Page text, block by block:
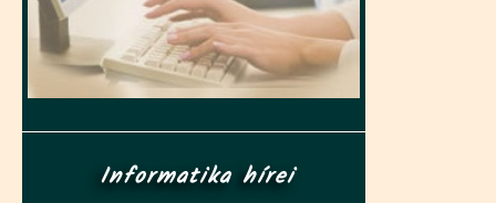
Informatika hírei